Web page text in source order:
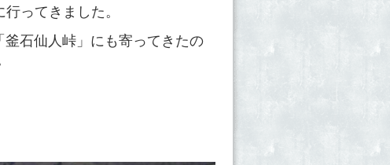
ってきました。
石仙人峠」にも寄ってきたの